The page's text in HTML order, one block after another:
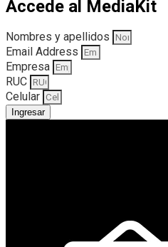
Accede al MediaKit
Nombres y apellidos
Email Address
Empresa
RUC
Celular
Ingresar